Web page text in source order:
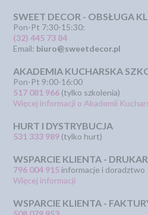
SWEET DECOR - OBSŁUGA
Pon-Pt 7:30-15:30:
(32) 445 73 84
Email: biuro@sweetdecor.pl
AKADEMIA KUCHARSKA
Pon-Pt 9:00-16:00
517 081 966 (tylko szkolenia)
Więcej informacji o Akademii
HURT I DYSTRYBUCJA
531 333 989 (tylko hurt)
WSPARCIE KLIENTA -
796 004 915 informacje i doradztwo
Więcej informacji
WSPARCIE KLIENTA -